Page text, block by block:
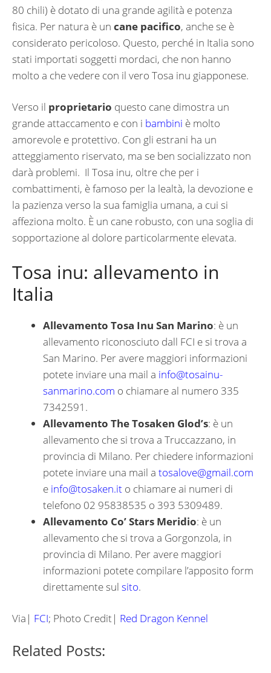
80 chili) è dotato di una grande agilità e potenza
fisica. Per natura è un cane pacifico, anche se è
considerato pericoloso. Questo, perché in Italia sono
stati importati soggetti mordaci, che non hanno
molto a che vedere con il vero Tosa inu giapponese.
Verso il proprietario questo cane dimostra un
grande attaccamento e con i bambini è molto
amorevole e protettivo. Con gli estrani ha un
atteggiamento riservato, ma se ben socializzato non
darà problemi. Il Tosa inu, oltre che per i
combattimenti, è famoso per la lealtà, la devozione e
la pazienza verso la sua famiglia umana, a cui si
affeziona molto. È un cane robusto, con una soglia di
sopportazione al dolore particolarmente elevata.
Tosa inu: allevamento in
Italia
Allevamento Tosa Inu San Marino: è un
allevamento riconosciuto dall FCI e si trova a
San Marino. Per avere maggiori informazioni
potete inviare una mail a info@tosainu-
sanmarino.com o chiamare al numero 335
7342591.
Allevamento The Tosaken Glod’s: è un
allevamento che si trova a Truccazzano, in
provincia di Milano. Per chiedere informazioni
potete inviare una mail a tosalove@gmail.com
e info@tosaken.it o chiamare ai numeri di
telefono 02 95838535 o 393 5309489.
Allevamento Co’ Stars Meridio: è un
allevamento che si trova a Gorgonzola, in
provincia di Milano. Per avere maggiori
informazioni potete compilare l’apposito form
direttamente sul sito.
Via| FCI; Photo Credit| Red Dragon Kennel
Related Posts: